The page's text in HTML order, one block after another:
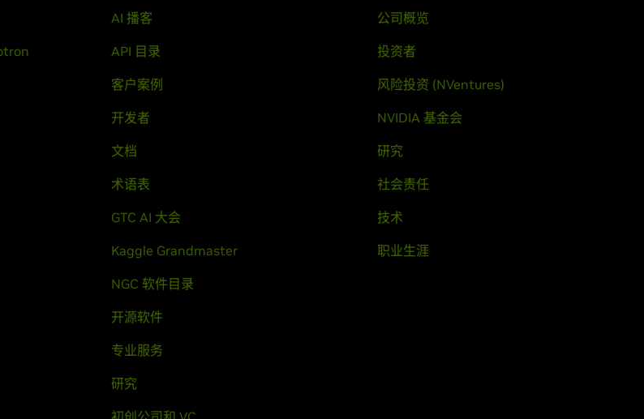
AI 播客
API 目录
客户案例
开发者
文档
术语表
GTC AI 大会
Kaggle Grandmaster
NGC 软件目录
开源软件
专业服务
研究
公司概览
投资者
风险投资 (NVentures)
NVIDIA 基金会
研究
社会责任
技术
职业生涯